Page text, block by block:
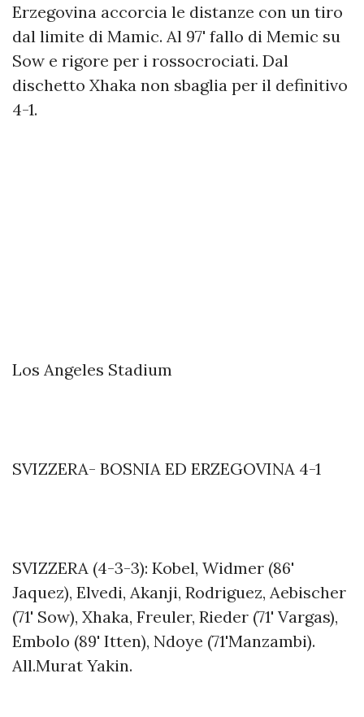
Erzegovina accorcia le distanze con un tiro
dal limite di Mamic. Al 97' fallo di Memic su
Sow e rigore per i rossocrociati. Dal
dischetto Xhaka non sbaglia per il definitivo
4-1.
Los Angeles Stadium
SVIZZERA- BOSNIA ED ERZEGOVINA 4-1
SVIZZERA (4-3-3): Kobel, Widmer (86'
Jaquez), Elvedi, Akanji, Rodriguez, Aebischer
(71' Sow), Xhaka, Freuler, Rieder (71' Vargas),
Embolo (89' Itten), Ndoye (71'Manzambi).
All.Murat Yakin.